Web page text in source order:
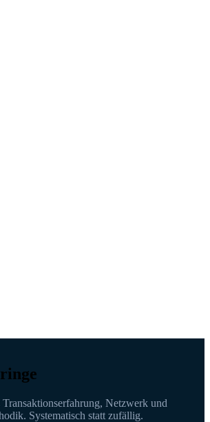
und präzise.
Netzwerk und
Systematisch statt zufällig.